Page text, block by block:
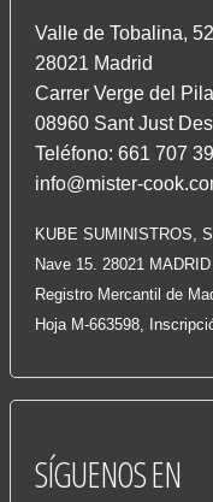
Valle de Tobalina,
28021 Madrid
Carrer Verge del
08960 Sant Just
Teléfono: 661 707
info@mister-
KUBE SUMINISTROS,
Nave 15. 28021
Registro Mercantil de
Hoja M-663598,
SÍGUENOSEN